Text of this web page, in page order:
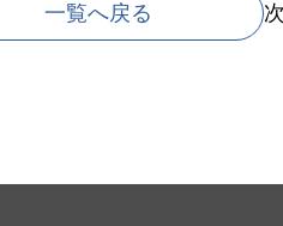
一覧へ戻る